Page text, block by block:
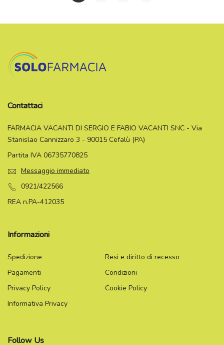
Contattaci
FARMACIA VACANTI DI SERGIO E FABIO VACANTI SNC - Via
Stanislao Cannizzaro 3 - 90015 Cefalù (PA)
Partita IVA 06735770825
Messaggio immediato
0921/422566
REA n.PA-412035
Informazioni
Spedizione
Resi e diritto di recesso
Pagamenti
Condizioni
Privacy Policy
Cookie Policy
Informativa Privacy
Follow Us